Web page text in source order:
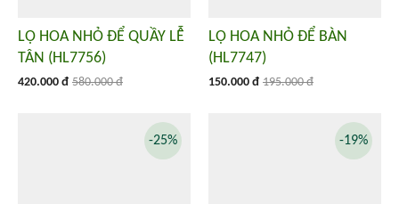
LỌ HOA NHỎ ĐỂ QUẦY LỄ
TÂN (HL7756)
420.000 đ 580.000 đ
LỌ HOA NHỎ ĐỂ BÀN
(HL7747)
150.000 đ 195.000 đ
-25% -19%